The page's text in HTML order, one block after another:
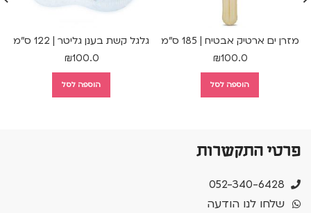
מזרן ים ארטיק אבטיח | 185 ס"מ
₪100.0
הוספה לסל
גלגל קשת בענן גליטר | 122 ס"מ
₪100.0
הוספה לסל
פרטי התקשרות
052-340-6428
שלחו לנו הודעה